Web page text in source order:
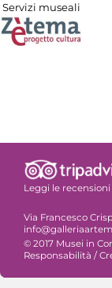
Servizi museali
Leggi le recensioni
Via Francesco
© 2017 Musei in
Responsabilità /